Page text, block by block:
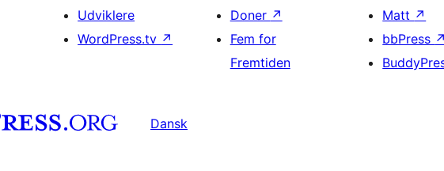
Udviklere
WordPress.tv ↗
Doner ↗
Fem for
Fremtiden
Matt ↗
bbPress ↗
Dansk